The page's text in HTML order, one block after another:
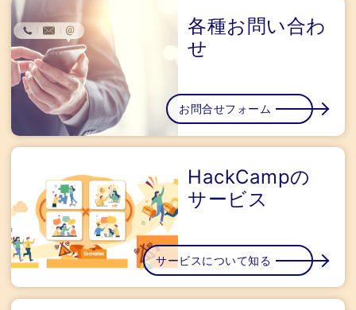
各種お問い合わ
せ
お問合せフォーム
HackCampの
サービス
サービスについて知る